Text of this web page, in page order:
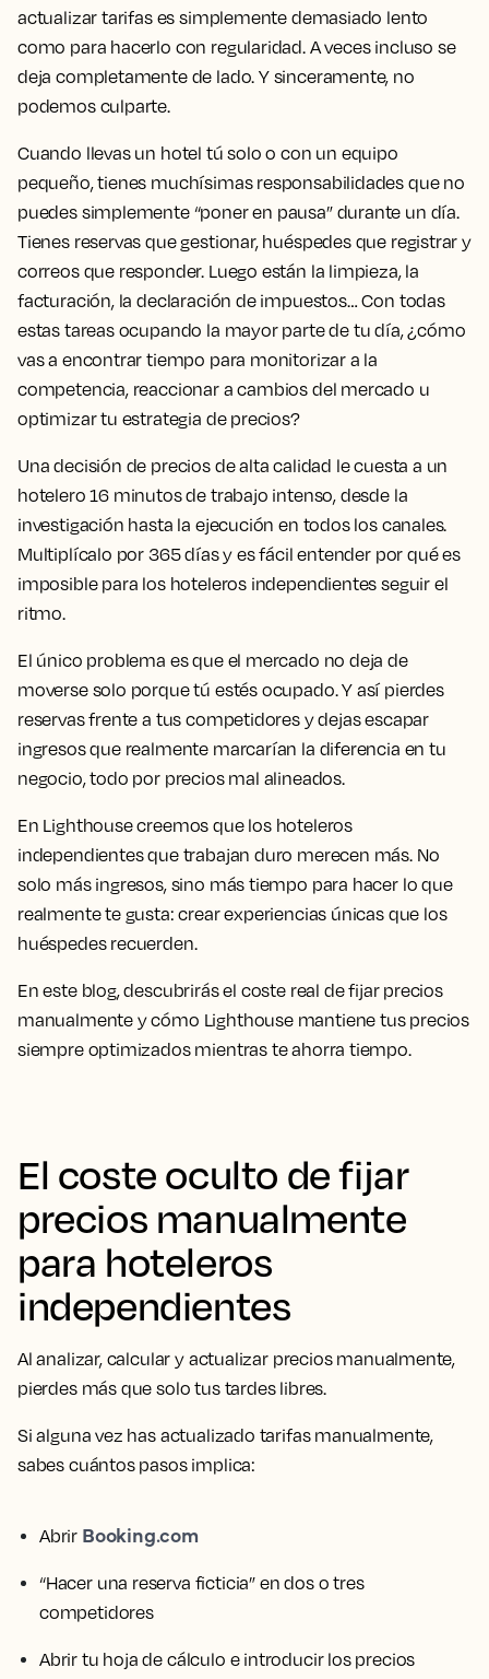
actualizar tarifas es simplemente demasiado lento
como para hacerlo con regularidad. A veces incluso se
deja completamente de lado. Y sinceramente, no
podemos culparte.
Cuando llevas un hotel tú solo o con un equipo
pequeño, tienes muchísimas responsabilidades que no
puedes simplemente “poner en pausa” durante un día.
Tienes reservas que gestionar, huéspedes que registrar y
correos que responder. Luego están la limpieza, la
facturación, la declaración de impuestos… Con todas
estas tareas ocupando la mayor parte de tu día, ¿cómo
vas a encontrar tiempo para monitorizar a la
competencia, reaccionar a cambios del mercado u
optimizar tu estrategia de precios?
Una decisión de precios de alta calidad le cuesta a un
hotelero 16 minutos de trabajo intenso, desde la
investigación hasta la ejecución en todos los canales.
Multiplícalo por 365 días y es fácil entender por qué es
imposible para los hoteleros independientes seguir el
ritmo.
El único problema es que el mercado no deja de
moverse solo porque tú estés ocupado. Y así pierdes
reservas frente a tus competidores y dejas escapar
ingresos que realmente marcarían la diferencia en tu
negocio, todo por precios mal alineados.
En Lighthouse creemos que los hoteleros
independientes que trabajan duro merecen más. No
solo más ingresos, sino más tiempo para hacer lo que
realmente te gusta: crear experiencias únicas que los
huéspedes recuerden.
En este blog, descubrirás el coste real de fijar precios
manualmente y cómo Lighthouse mantiene tus precios
siempre optimizados mientras te ahorra tiempo.
El coste oculto de fijar
precios manualmente
para hoteleros
independientes
Al analizar, calcular y actualizar precios manualmente,
pierdes más que solo tus tardes libres.
Si alguna vez has actualizado tarifas manualmente,
sabes cuántos pasos implica:
Abrir Booking.com
“Hacer una reserva ficticia” en dos o tres
competidores
Abrir tu hoja de cálculo e introducir los precios